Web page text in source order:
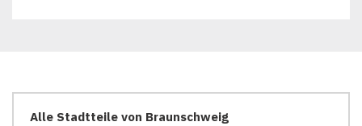
Alle Stadtteile von Braunschweig